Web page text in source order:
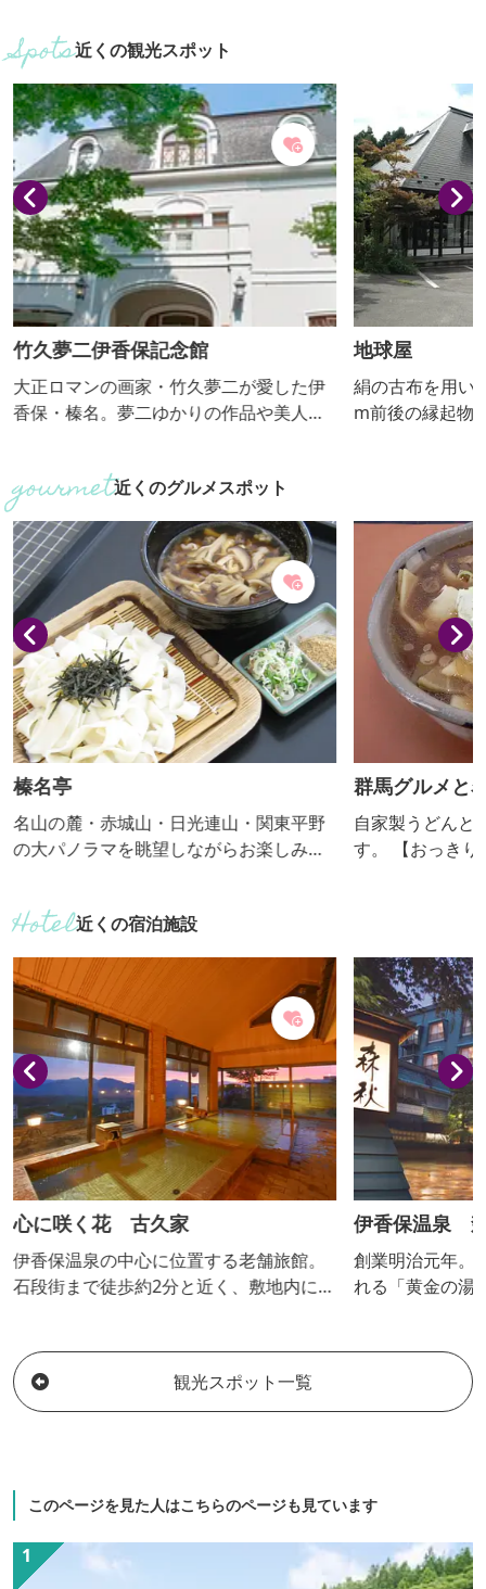
近くの観光スポット
竹久夢二伊香保記念館
大正ロマンの画家・竹久夢二が愛した伊
香保・榛名。夢二ゆかりの作品や美人
地球屋
絹の古布を用い
m前後の縁起物
近くのグルメスポット
榛名亭
名山の麓・赤城山・日光連山・関東平野
の大パノラマを眺望しながらお楽しみく
群馬グルメと
自家製うどんと
す。 【おっ
近くの宿泊施設
心に咲く花 古久家
伊香保温泉の中心に位置する老舗旅館。
石段街まで徒歩約2分と近く、敷地内に約
湯」を源泉かけ流しでたのしめる。最上
階の展望大浴場から赤城山や三国山脈が
見渡せ、四季の大パノラマが楽しめる。
伊香保温泉
創業明治元年。
れる「黄金の湯
歩きでお出かけ
観光スポット一覧
このページを見た人はこちらのページも見ています